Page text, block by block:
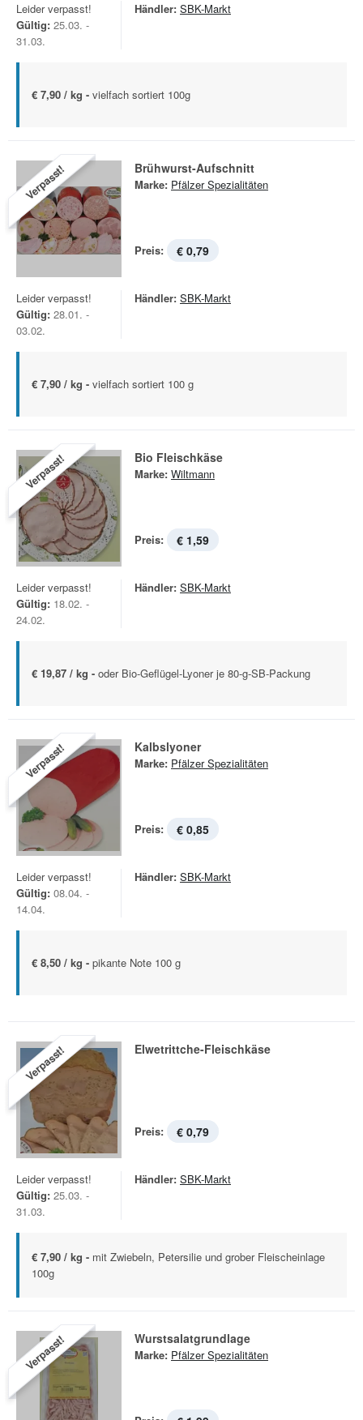
Leider verpasst!
Gültig: 25.03. -
31.03.
Händler: SBK-Markt
€ 7,90 / kg - vielfach sortiert 100g
Verpasst! Brühwurst-Aufschnitt
Marke: Pfälzer Spezialitäten
Preis: € 0,79
Leider verpasst!
Gültig: 28.01. -
03.02.
Händler: SBK-Markt
€ 7,90 / kg - vielfach sortiert 100 g
Verpasst! Bio Fleischkäse
Marke: Wiltmann
Preis: € 1,59
Leider verpasst!
Gültig: 18.02. -
24.02.
Händler: SBK-Markt
€ 19,87 / kg - oder Bio-Geflügel-Lyoner je 80-g-SB-Packung
Verpasst! Kalbslyoner
Marke: Pfälzer Spezialitäten
Preis: € 0,85
Leider verpasst!
Gültig: 08.04. -
14.04.
Händler: SBK-Markt
€ 8,50 / kg - pikante Note 100 g
Verpasst! Elwetrittche-Fleischkäse
Preis: € 0,79
Leider verpasst!
Gültig: 25.03. -
31.03.
Händler: SBK-Markt
€ 7,90 / kg - mit Zwiebeln, Petersilie und grober Fleischeinlage
100g
Verpasst! Wurstsalatgrundlage
Marke: Pfälzer Spezialitäten